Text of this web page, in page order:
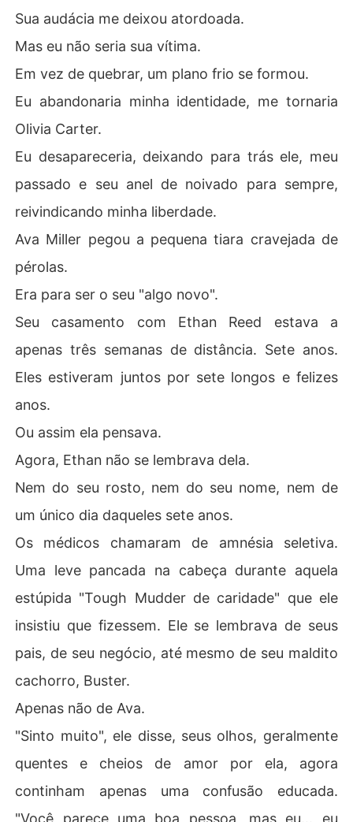
Sua audácia me deixou atordoada.
Mas eu não seria sua vítima.
Em vez de quebrar, um plano frio se formou.
Eu abandonaria minha identidade, me tornaria
Olivia Carter.
Eu desapareceria, deixando para trás ele, meu
passado e seu anel de noivado para sempre,
reivindicando minha liberdade.
Ava Miller pegou a pequena tiara cravejada de
pérolas.
Era para ser o seu "algo novo".
Seu casamento com Ethan Reed estava a
apenas três semanas de distância. Sete anos.
Eles estiveram juntos por sete longos e felizes
anos.
Ou assim ela pensava.
Agora, Ethan não se lembrava dela.
Nem do seu rosto, nem do seu nome, nem de
um único dia daqueles sete anos.
Os médicos chamaram de amnésia seletiva.
Uma leve pancada na cabeça durante aquela
estúpida "Tough Mudder de caridade" que ele
insistiu que fizessem. Ele se lembrava de seus
pais, de seu negócio, até mesmo de seu maldito
cachorro, Buster.
Apenas não de Ava.
"Sinto muito", ele disse, seus olhos, geralmente
quentes e cheios de amor por ela, agora
continham apenas uma confusão educada.
"Você parece uma boa pessoa, mas eu... eu